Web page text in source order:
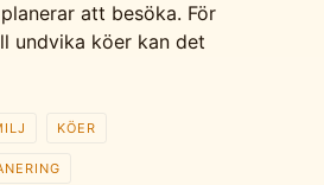
att besöka. För
undvika köer kan det
KÖER